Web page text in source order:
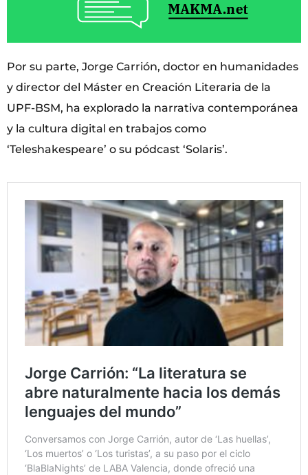
Por su parte, Jorge Carrión, doctor en humanidades
y director del Máster en Creación Literaria de la
UPF-BSM, ha explorado la narrativa contemporánea
y la cultura digital en trabajos como
‘Teleshakespeare’ o su pódcast ‘Solaris’.